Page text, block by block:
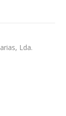
Lda.